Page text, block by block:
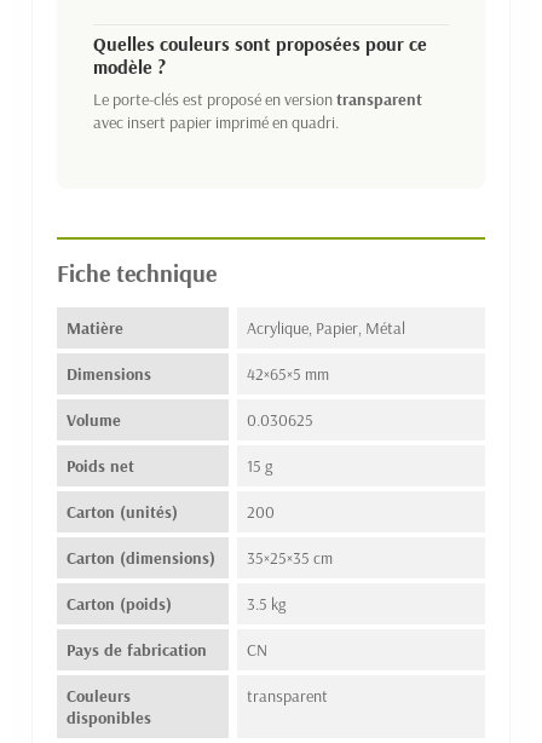
Quelles couleurs sont proposées pour ce
modèle ?
Le porte-clés est proposé en versiontransparent
avec insert papier imprimé en quadri.
Fiche technique
Matière Acrylique, Papier, Métal
Dimensions 42×65×5 mm
Volume 0.030625
Poids net 15 g
Carton (unités) 200
Carton (dimensions) 35×25×35 cm
Carton (poids) 3.5 kg
Pays de fabrication CN
Couleurs
disponibles
transparent